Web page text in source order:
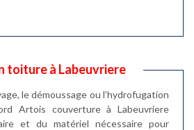
toiture à Labeuvriere
le démoussage ou l’hydrofugation
Artois couverture à Labeuvriere
et du matériel nécessaire pour